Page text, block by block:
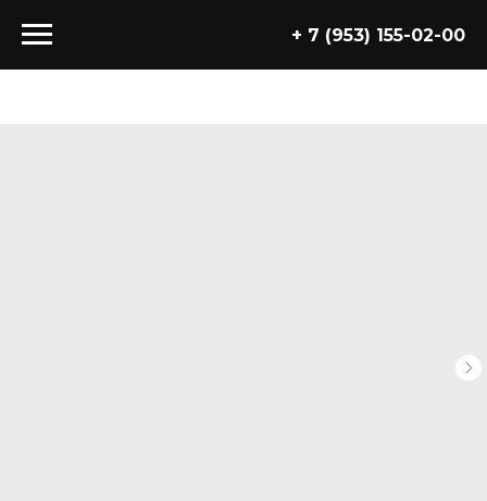
+ 7 (953) 155-02-00